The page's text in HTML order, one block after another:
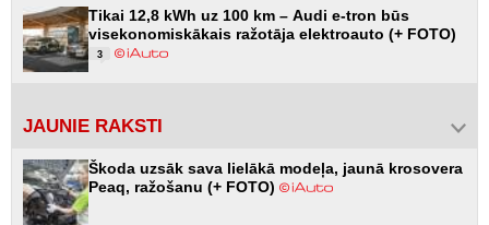
Tikai 12,8 kWh uz 100 km – Audi e-tron būs
visekonomiskākais ražotāja elektroauto (+ FOTO)
3
JAUNIE RAKSTI
Škoda uzsāk sava lielākā modeļa, jaunā krosovera
Peaq, ražošanu (+ FOTO)